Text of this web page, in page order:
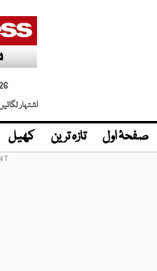
اشتہار
صفحۂ اول تازہ ترین کھیل